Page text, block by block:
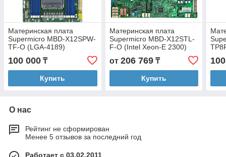
Материнская плата
Supermicro MBD-X12SPW-
TF-O (LGA-4189)
100 000 ₸
Купить
Материнская плата
Supermicro MBD-X12STL-
F-O (Intel Xeon-E 2300)
от 206 769₸
Купить
О нас
Рейтинг не сформирован
Менее 5 отзывов за последний год
Работает с 03.02.2011